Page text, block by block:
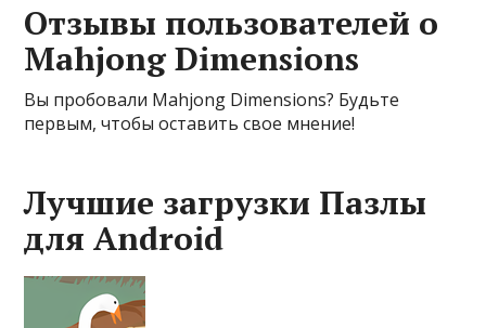
Отзывы пользователей о
Mahjong Dimensions
Вы пробовали Mahjong Dimensions? Будьте
первым, чтобы оставить свое мнение!
Лучшие загрузки Пазлы
для Android